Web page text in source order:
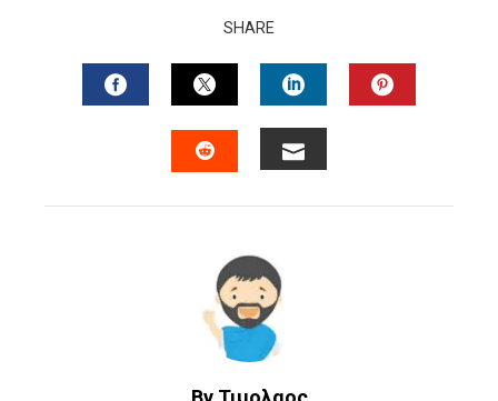
SHARE
FACEBOOKTWITTERLINKEDIN